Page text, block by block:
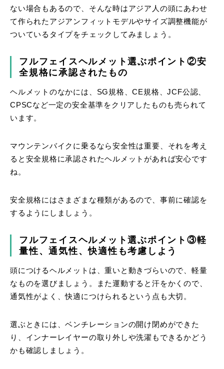
ない場合もあるので、そんな時はアジア人の頭にあわせ
て作られたアジアンフィットモデルやサイズ調整機能が
ついているタイプをチェックしてみましょう。
フルフェイスヘルメット選ぶポイント②安
全規格に承認されたもの
ヘルメットのなかには、SG規格、CE規格、JCF公認、
CPSCなど一定の安全基準をクリアしたものも売られて
います。
マウンテンバイクに乗るなら安全性は重要、それを考え
ると安全規格に承認されたヘルメットがあれば安心です
ね。
安全規格にはさまざまな種類があるので、事前に確認を
するようにしましょう。
フルフェイスヘルメット選ぶポイント③軽
量性、通気性、快適性も考慮しよう
頭につけるヘルメットは、重いと動きづらいので、軽量
なものを選びましょう。また運動すると汗をかくので、
通気性がよく、快適につけられるという点も大切。
選ぶときには、ベンチレーションの開け閉めができた
り、インナーレイヤーの取り外しや洗濯もできるかどう
かも確認しましょう。